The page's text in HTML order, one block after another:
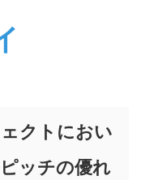
クトにおい
ッチの優れ